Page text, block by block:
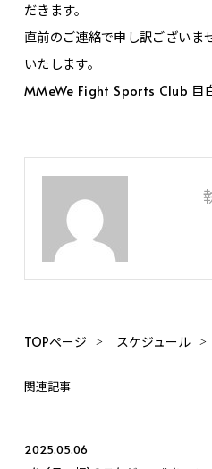
だきます。
直前のご連絡で申し訳ございま
いたします。
MMeWe Fight Sports Club 目
TOPページ スケジュール
関連記事
2025.05.06